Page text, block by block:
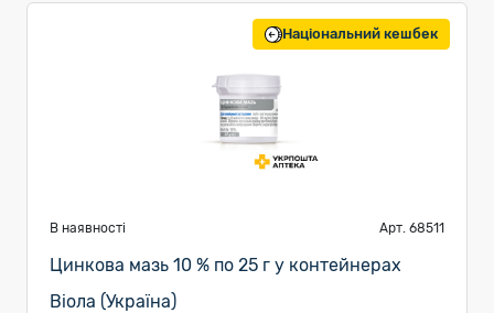
Національний кешбек
В наявності Арт. 68511
Цинкова мазь 10 % по 25 г у контейнерах
Віола (Україна)